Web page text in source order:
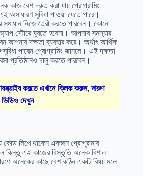
কাজ বেশ দ্রুত করা যায় প্রোগ্রামিং
অসাধারণ সুবিধা পাওয়া যেতে পারে।
নিজে তৈরী করতে পারবেন। কোনো
স্টোরে ঘুরতে হবেনা। আপনার সমস্যার
আপনার দক্ষতা ব্যবহার করে। অর্থাৎ আর্থিক
পাবেন প্রোগ্রামিং জানলে। এই দক্ষতা
প্রতিষ্ঠানও চালু করতে পারবেন।
করতে এখানে ক্লিক করুন, দারুণ
ভিডিও দেখুন
কোড লিখে থাকেন একজন প্রোগ্রামার।
এই কাজের বিস্তৃতি অনেক বিশাল।
অনেকের কাছে বেশ কঠিন একটি বিষয় মনে